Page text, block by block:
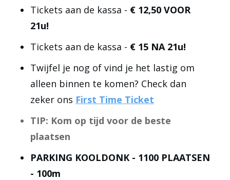
Tickets aan de kassa - € 12,50 VOOR
21u!
Tickets aan de kassa - € 15 NA 21u!
Twijfel je nog of vind je het lastig om
alleen binnen te komen? Check dan
zeker ons First Time Ticket
TIP: Kom op tijd voor de beste
plaatsen
PARKING KOOLDONK - 1100 PLAATSEN
- 100m